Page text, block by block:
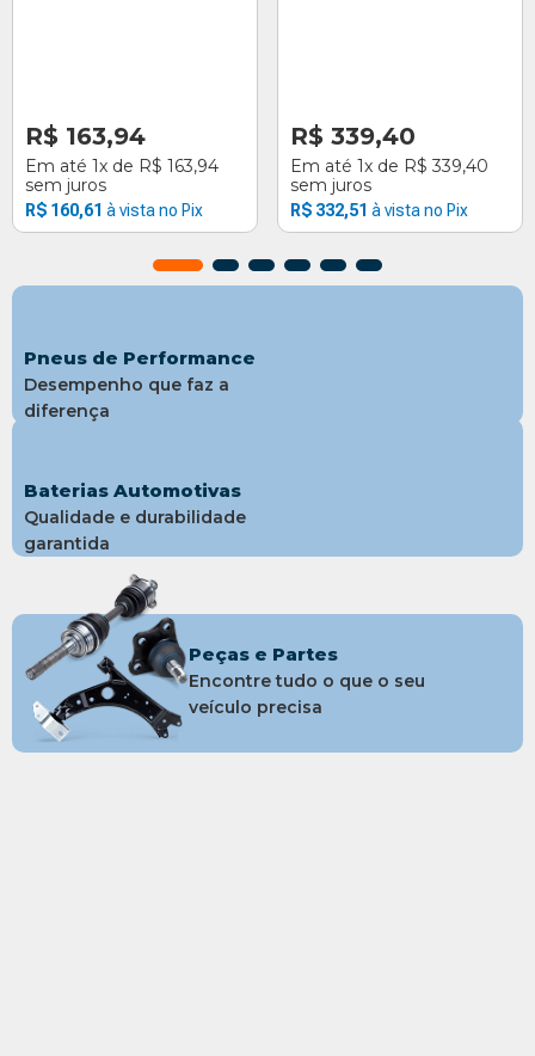
R$ 163,94
Em até 1x R$ 163,94
sem juros
R$ 160,61
R$ 339,40
Em até 1x R$ 339,40
sem juros
R$ 332,51
Pneus de Performance
Desempenho que faz a
diferença
Baterias Automotivas
Qualidade e durabilidade
garantida
Peças e Partes
Encontre tudo o que o seu
veículo precisa